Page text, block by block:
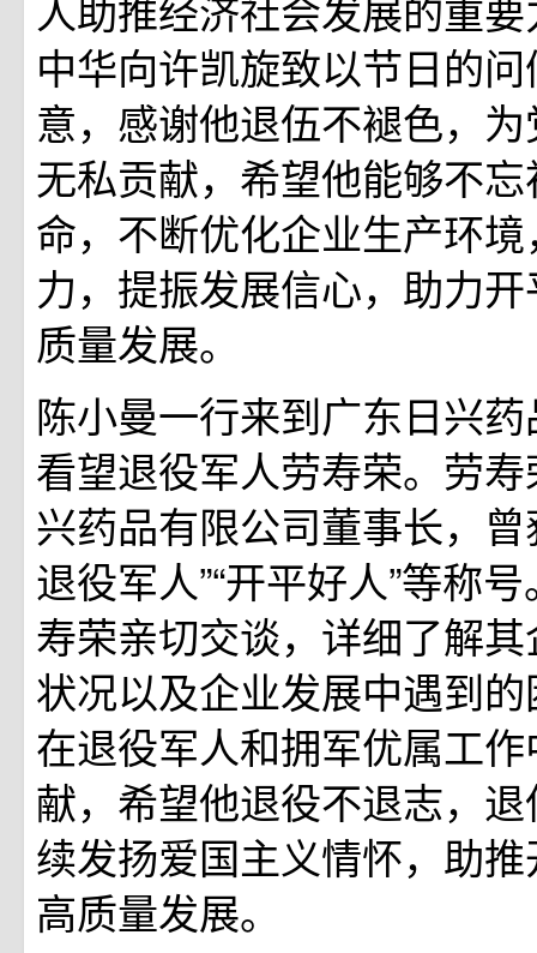
中华向许凯旋致以节日的
意，感谢他退伍不褪色，
无私贡献，希望他能够不
命，不断优化企业生产环
力，提振发展信心，助力
质量发展。
陈小曼一行来到广东日兴
看望退役军人劳寿荣。劳
兴药品有限公司董事长，曾
退役军人”“开平好人”等称
寿荣亲切交谈，详细了解
状况以及企业发展中遇到
在退役军人和拥军优属工
献，希望他退役不退志，
续发扬爱国主义情怀，助
高质量发展。